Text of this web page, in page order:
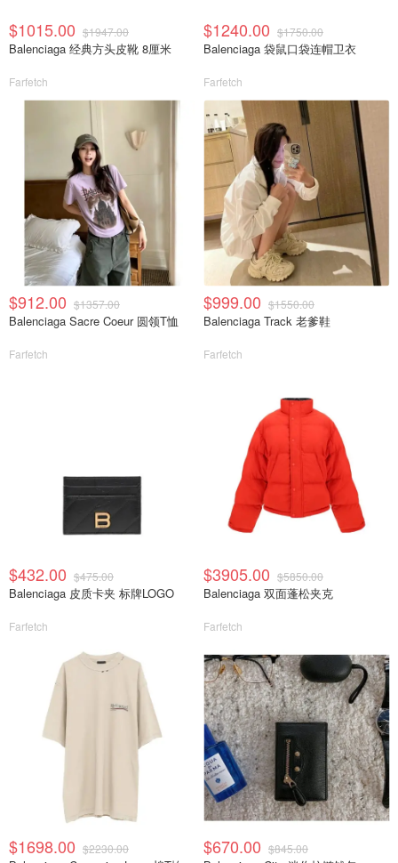
$1015.00 $1947.00
Balenciaga 经典方头皮靴 8厘米
Farfetch
$1240.00 $1750.00
Balenciaga 袋鼠口袋连帽卫衣
Farfetch
$912.00 $1357.00
Balenciaga Sacre Coeur 圆领T恤
Farfetch
$999.00 $1550.00
Balenciaga Track 老爹鞋
Farfetch
$432.00 $475.00
Balenciaga 皮质卡夹 标牌LOGO
Farfetch
$3905.00 $5850.00
Balenciaga 双面蓬松夹克
Farfetch
$1698.00 $2230.00 $670.00 $845.00